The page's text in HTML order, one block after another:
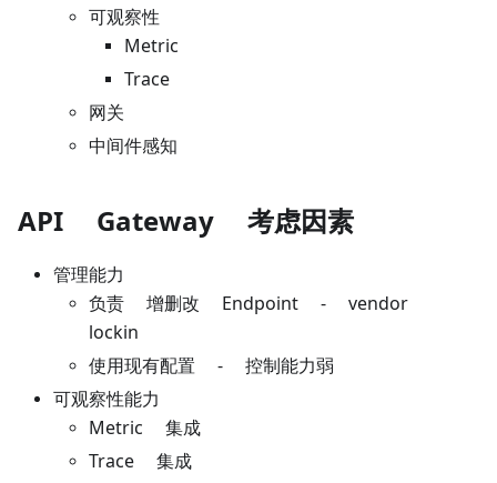
可观察性
Metric
Trace
网关
中间件感知
API Gateway 考虑因素
管理能力
负责 增删改 Endpoint - vendor
lockin
使用现有配置 - 控制能力弱
可观察性能力
Metric 集成
Trace 集成